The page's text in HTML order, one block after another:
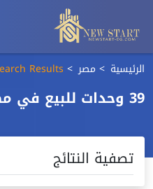
الرئيسية مصر Results
39 وحدات للبيع في مصر
تصفية النتائج